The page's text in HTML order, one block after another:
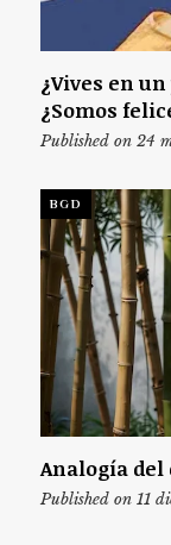
¿Vives en
¿Somos
Published on 24
BGD
Analogía
Published on 11